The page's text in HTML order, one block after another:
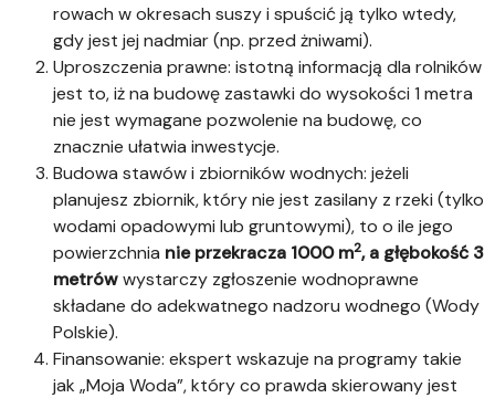
rowach w okresach suszy i spuścić ją tylko wtedy,
gdy jest jej nadmiar (np. przed żniwami).
Uproszczenia prawne: istotną informacją dla rolników
jest to, iż na budowę zastawki do wysokości 1 metra
nie jest wymagane pozwolenie na budowę, co
znacznie ułatwia inwestycje.
Budowa stawów i zbiorników wodnych: jeżeli
planujesz zbiornik, który nie jest zasilany z rzeki (tylko
wodami opadowymi lub gruntowymi), to o ile jego
powierzchnia nie przekracza 1000 m2, a głębokość 3
metrówwystarczy zgłoszenie wodnoprawne
składane do adekwatnego nadzoru wodnego (Wody
Polskie).
Finansowanie: ekspert wskazuje na programy takie
jak „Moja Woda”, który co prawda skierowany jest